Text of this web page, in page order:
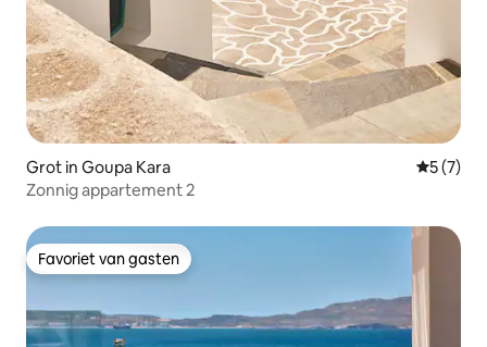
Grot in Goupa Kara
5 (7)
Zonnig appartement 2
Favoriet van gasten
Favoriet van gasten